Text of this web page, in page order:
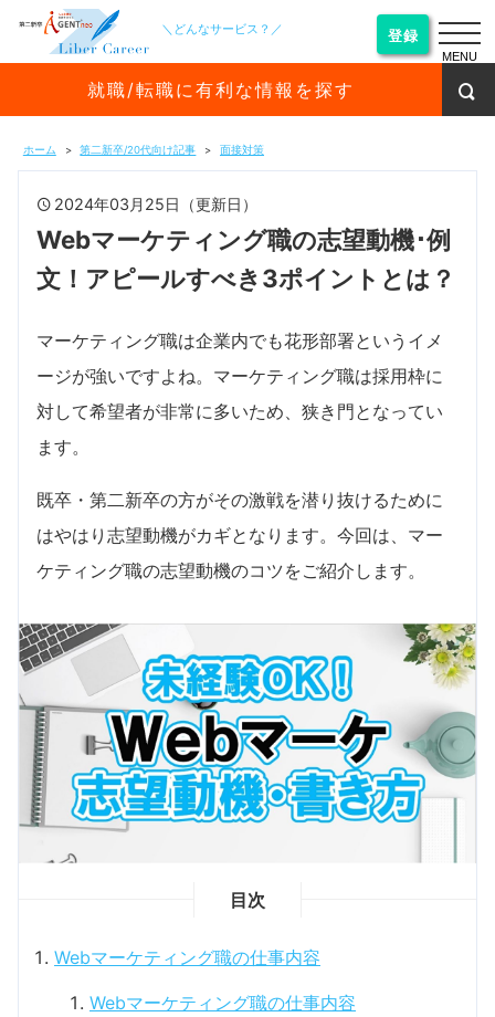
＼どんなサービス？／ 登録
就職/転職に有利な情報を探す
ホーム 第二新卒/20代向け記事 面接対策
2024年03月25日（更新日）
Webマーケティング職の志望動機･例
文！アピールすべき3ポイントとは？
マーケティング職は企業内でも花形部署というイメ
ージが強いですよね。マーケティング職は採用枠に
対して希望者が非常に多いため、狭き門となってい
ます。
既卒・第二新卒の方がその激戦を潜り抜けるために
はやはり志望動機がカギとなります。今回は、マー
ケティング職の志望動機のコツをご紹介します。
目次
Webマーケティング職の仕事内容
Webマーケティング職の仕事内容
MENU